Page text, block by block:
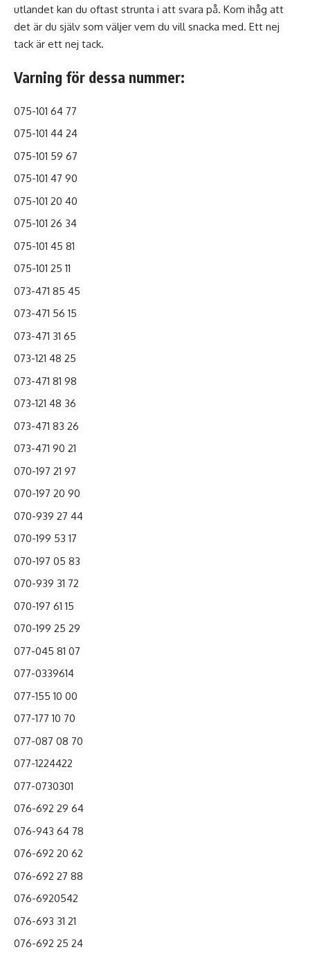
utlandet kan du oftast strunta i att svara på. Kom ihåg att
det är du själv som väljer vem du vill snacka med. Ett nej
tack är ett nej tack.
Varning för dessa nummer:
075-101 64 77
075-101 44 24
075-101 59 67
075-101 47 90
075-101 20 40
075-101 26 34
075-101 45 81
075-101 25 11
073-471 85 45
073-471 56 15
073-471 31 65
073-121 48 25
073-471 81 98
073-121 48 36
073-471 83 26
073-471 90 21
070-197 21 97
070-197 20 90
070-939 27 44
070-199 53 17
070-197 05 83
070-939 31 72
070-197 61 15
070-199 25 29
077-045 81 07
077-0339614
077-155 10 00
077-177 10 70
077-087 08 70
077-1224422
077-0730301
076-692 29 64
076-943 64 78
076-692 20 62
076-692 27 88
076-6920542
076-693 31 21
076-692 25 24